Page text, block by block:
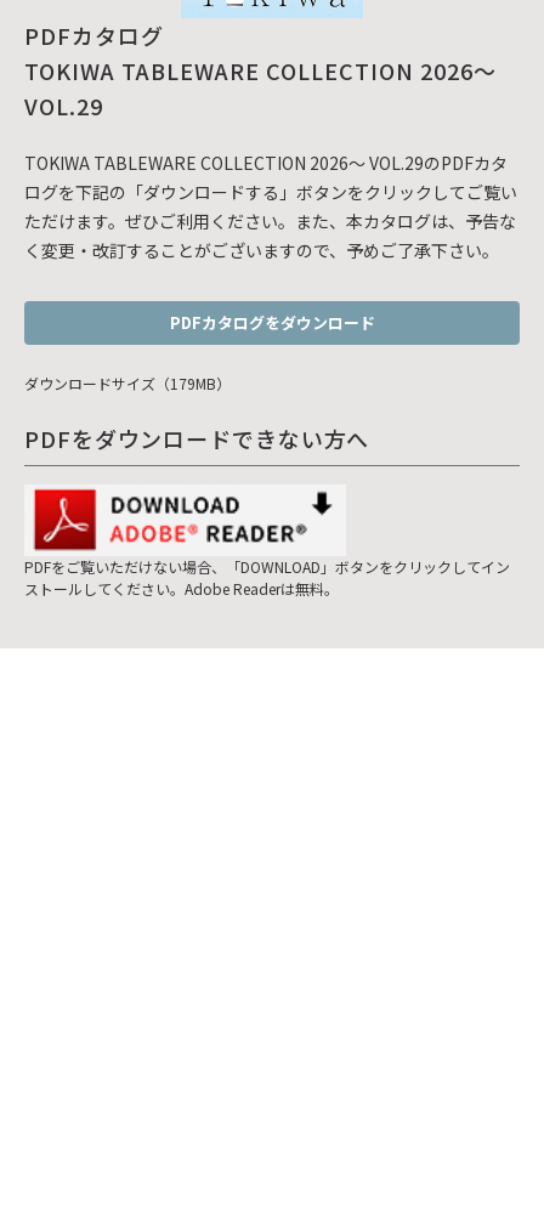
PDFカタログ
TOKIWA TABLEWARE COLLECTION 2026～
VOL.29
TOKIWA TABLEWARE COLLECTION 2026～ VOL.29のPDFカタ
ログを下記の「ダウンロードする」ボタンをクリックしてご覧い
ただけます。ぜひご利用ください。また、本カタログは、予告な
く変更・改訂することがございますので、予めご了承下さい。
PDFカタログをダウンロード
ダウンロードサイズ（179MB）
PDFをダウンロードできない方へ
PDFをご覧いただけない場合、「DOWNLOAD」ボタンをクリックしてイン
ストールしてください。Adobe Readerは無料。